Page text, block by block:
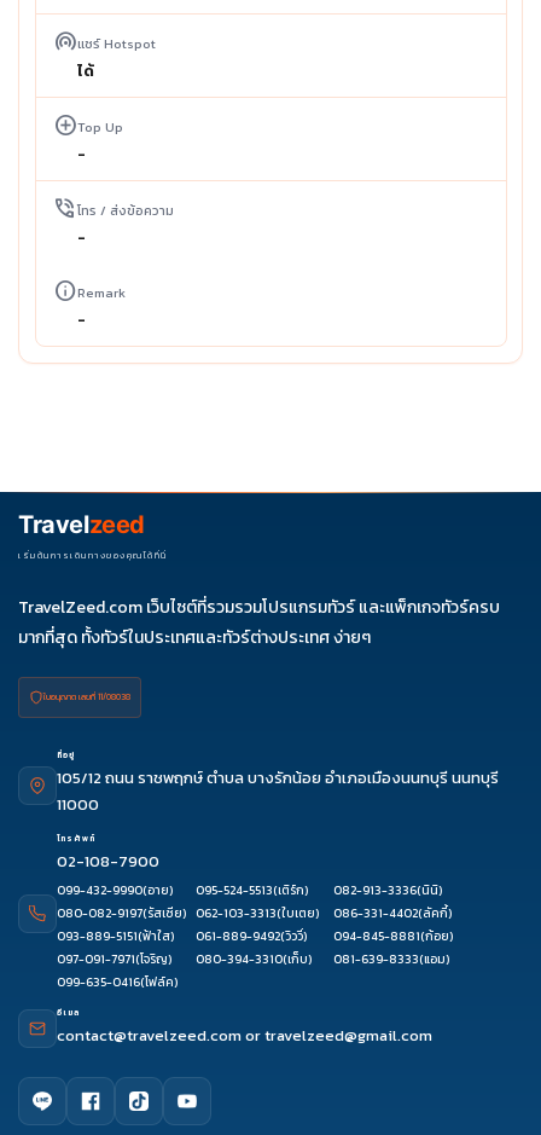
wifi_tetheringแชร์ Hotspot
ได้
add_circleTop Up
-
phone_in_talkโทร / ส่งข้อความ
-
infoRemark
-
Travelzeed
เริ่มต้นการเดินทางของคุณได้ที่นี่
TravelZeed.com เว็บไซต์ที่รวมรวมโปรแกรมทัวร์ และแพ็กเกจทัวร์ครบ
มากที่สุด ทั้งทัวร์ในประเทศและทัวร์ต่างประเทศ ง่ายๆ
ใบอนุญาต เลขที่ 11/08038
ที่อยู่
105/12 ถนน ราชพฤกษ์ ตำบล บางรักน้อย อำเภอเมืองนนทบุรี นนทบุรี
11000
โทรศัพท์
02-108-7900
099-432-9990(อาย) 095-524-5513(เติร์ก) 082-913-3336(นินิ)
080-082-9197(รัสเซีย) 062-103-3313(ใบเตย) 086-331-4402(ลัคกี้)
093-889-5151(ฟ้าใส) 061-889-9492(วิววี่) 094-845-8881(ก้อย)
097-091-7971(โจริญ) 080-394-3310(เก็บ) 081-639-8333(แอม)
099-635-0416(โฟล์ค)
อีเมล
contact@travelzeed.comortravelzeed@gmail.com